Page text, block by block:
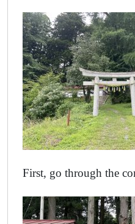
First, go through the